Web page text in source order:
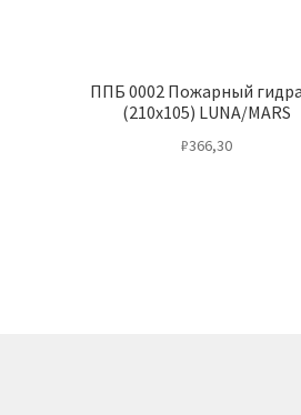
ППБ 0002 Пожарный
(210х105) LUNA/MARS
₽366,30